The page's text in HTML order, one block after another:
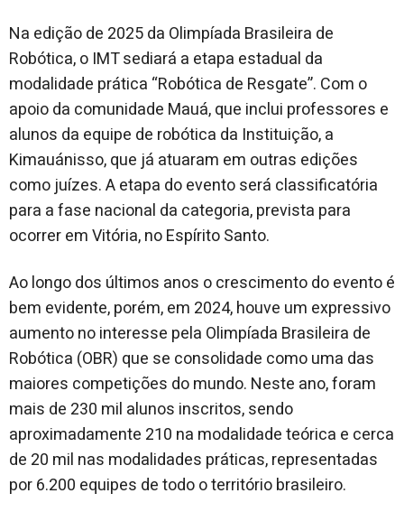
Na edição de 2025 da Olimpíada Brasileira de
Robótica, o IMT sediará a etapa estadual da
modalidade prática “Robótica de Resgate”. Com o
apoio da comunidade Mauá, que inclui professores e
alunos da equipe de robótica da Instituição, a
Kimauánisso, que já atuaram em outras edições
como juízes. A etapa do evento será classificatória
para a fase nacional da categoria, prevista para
ocorrer em Vitória, no Espírito Santo.
Ao longo dos últimos anos o crescimento do evento é
bem evidente, porém, em 2024, houve um expressivo
aumento no interesse pela Olimpíada Brasileira de
Robótica (OBR) que se consolidade como uma das
maiores competições do mundo. Neste ano, foram
mais de 230 mil alunos inscritos, sendo
aproximadamente 210 na modalidade teórica e cerca
de 20 mil nas modalidades práticas, representadas
por 6.200 equipes de todo o território brasileiro.